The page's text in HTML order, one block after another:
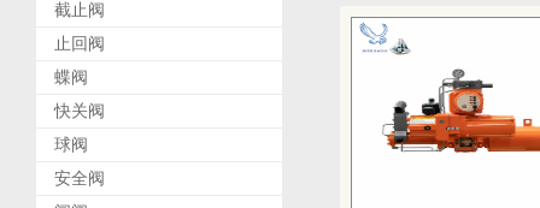
截止阀
止回阀
蝶阀
快关阀
球阀
安全阀